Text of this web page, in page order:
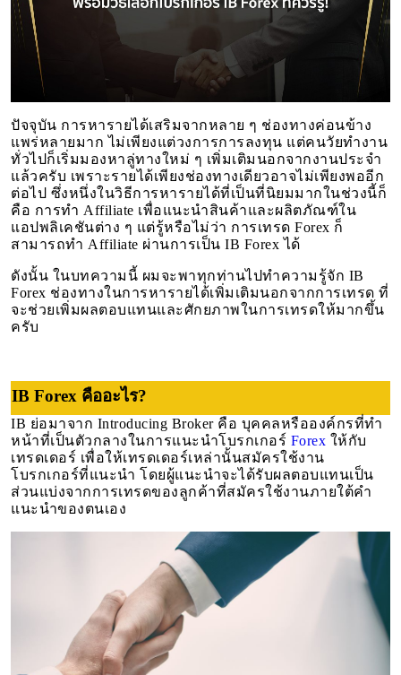
ปัจจุบัน การหารายได้เสริมจากหลาย ๆ ช่องทางค่อนข้าง
แพร่หลายมาก ไม่เพียงแต่วงการการลงทุน แต่คนวัยทำงาน
ทั่วไปก็เริ่มมองหาลู่ทางใหม่ ๆ เพิ่มเติมนอกจากงานประจำ
แล้วครับ เพราะรายได้เพียงช่องทางเดียวอาจไม่เพียงพออีก
ต่อไป ซึ่งหนึ่งในวิธีการหารายได้ที่เป็นที่นิยมมากในช่วงนี้ก็
คือ การทำ Affiliate เพื่อแนะนำสินค้าและผลิตภัณฑ์ใน
แอปพลิเคชันต่าง ๆ แต่รู้หรือไม่ว่า การเทรด Forex ก็
สามารถทำ Affiliate ผ่านการเป็น IB Forex ได้
ดังนั้น ในบทความนี้ ผมจะพาทุกท่านไปทำความรู้จัก IB
Forex ช่องทางในการหารายได้เพิ่มเติมนอกจากการเทรด ที่
จะช่วยเพิ่มผลตอบแทนและศักยภาพในการเทรดให้มากขึ้น
ครับ
IB Forex คืออะไร?
IB ย่อมาจาก Introducing Broker คือ บุคคลหรือองค์กรที่ทำ
หน้าที่เป็นตัวกลางในการแนะนำโบรกเกอร์ Forex ให้กับ
เทรดเดอร์ เพื่อให้เทรดเดอร์เหล่านั้นสมัครใช้งาน
โบรกเกอร์ที่แนะนำ โดยผู้แนะนำจะได้รับผลตอบแทนเป็น
ส่วนแบ่งจากการเทรดของลูกค้าที่สมัครใช้งานภายใต้คำ
แนะนำของตนเอง